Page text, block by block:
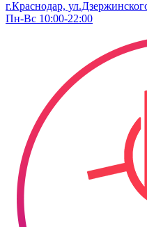
г.Краснодар,
Пн-Вс 10:00-22:00